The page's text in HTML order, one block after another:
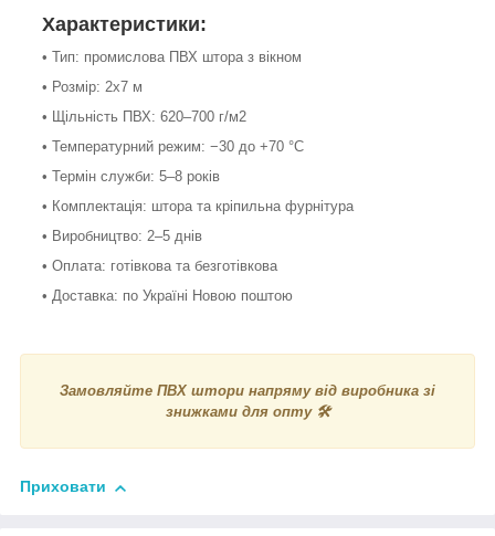
Характеристики:
• Тип: промислова ПВХ штора з вікном
• Розмір: 2х7 м
• Щільність ПВХ: 620–700 г/м2
• Температурний режим: −30 до +70 °C
• Термін служби: 5–8 років
• Комплектація: штора та кріпильна фурнітура
• Виробництво: 2–5 днів
• Оплата: готівкова та безготівкова
• Доставка: по Україні Новою поштою
Замовляйте ПВХ штори напряму від виробника зі
знижками для опту 🛠️
Приховати